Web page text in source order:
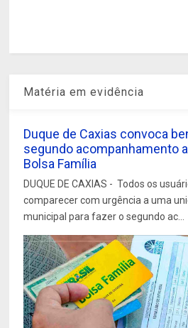
Matéria em evidência
Duque de Caxias convoca
segundo acompanhamento
Bolsa Família
DUQUE DE CAXIAS - Todos os
comparecer com urgência a uma
municipal para fazer o segundo ac...